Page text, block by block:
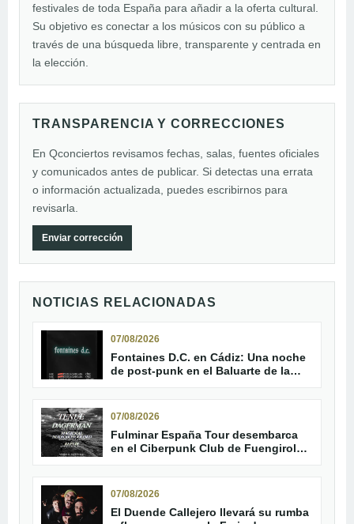
festivales de toda España para añadir a la oferta cultural.
Su objetivo es conectar a los músicos con su público a
través de una búsqueda libre, transparente y centrada en
la elección.
TRANSPARENCIA Y CORRECCIONES
En Qconciertos revisamos fechas, salas, fuentes oficiales
y comunicados antes de publicar. Si detectas una errata
o información actualizada, puedes escribirnos para
revisarla.
Enviar corrección
NOTICIAS RELACIONADAS
07/08/2026
Fontaines D.C. en Cádiz: Una noche
de post-punk en el Baluarte de la
07/08/2026
Fulminar España Tour desembarca
en el Ciberpunk Club de Fuengirola
07/08/2026
El Duende Callejero llevará su rumba